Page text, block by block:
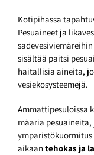
Kotipihassa
Pesuaineet ja
sisältää paitsi
haitallisia aineita,
vesiekosysteemejä.
Ammattipesuloissa
määriä
aikaan tehokas ja